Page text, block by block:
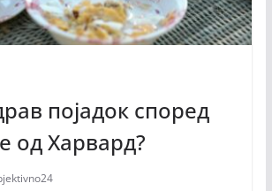
појадок според
од Харвард?